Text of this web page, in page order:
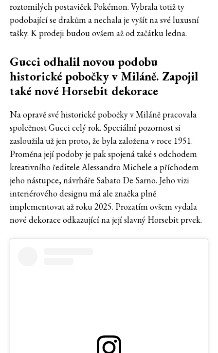
roztomilých postaviček Pokémon. Vybrala totiž ty
podobající se drakům a nechala je vyšít na své luxusní
tašky. K prodeji budou ovšem až od začátku ledna.
Gucci odhalil novou podobu
historické pobočky v Miláně. Zapojil
také nové Horsebit dekorace
Na opravě své historické pobočky v Miláně pracovala
společnost Gucci celý rok. Speciální pozornost si
zasloužila už jen proto, že byla založena v roce 1951.
Proměna její podoby je pak spojená také s odchodem
kreativního ředitele Alessandro Michele a příchodem
jeho nástupce, návrháře Sabato De Sarno. Jeho vizi
interiérového designu má ale značka plně
implementovat až roku 2025. Prozatím ovšem vydala
nové dekorace odkazující na její slavný Horsebit prvek.